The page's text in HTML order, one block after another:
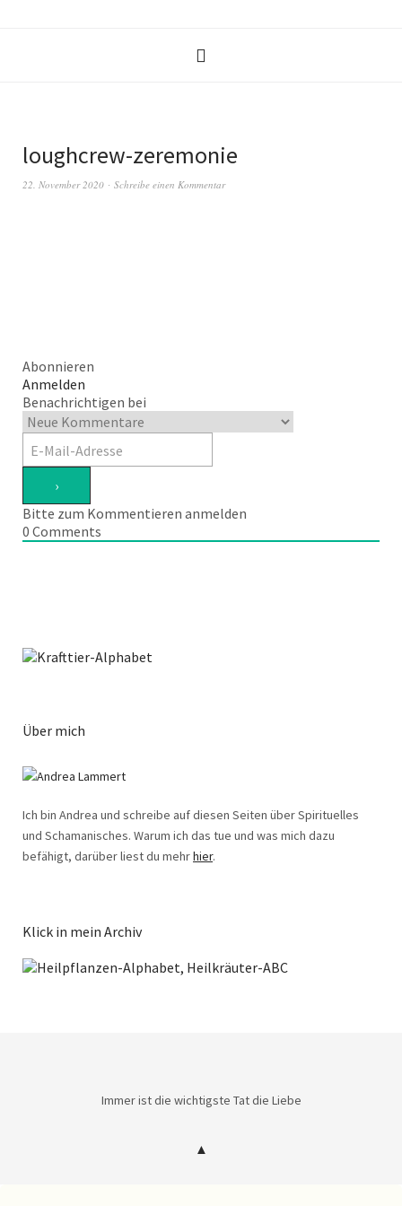
loughcrew-zeremonie
22. November 2020 Schreibe einen Kommentar
Abonnieren
Anmelden
Benachrichtigen bei
Bitte zum Kommentieren anmelden
0 Comments
Über mich
Ich bin Andrea und schreibe auf diesen Seiten über Spirituelles
und Schamanisches. Warum ich das tue und was mich dazu
befähigt, darüber liest du mehrhier.
Klick in mein Archiv
Immer ist die wichtigste Tat die Liebe